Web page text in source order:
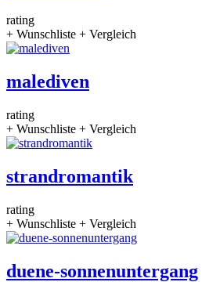
rating
+ Wunschliste + Vergleich
malediven
rating
+ Wunschliste + Vergleich
strandromantik
rating
+ Wunschliste + Vergleich
duene-sonnenuntergang